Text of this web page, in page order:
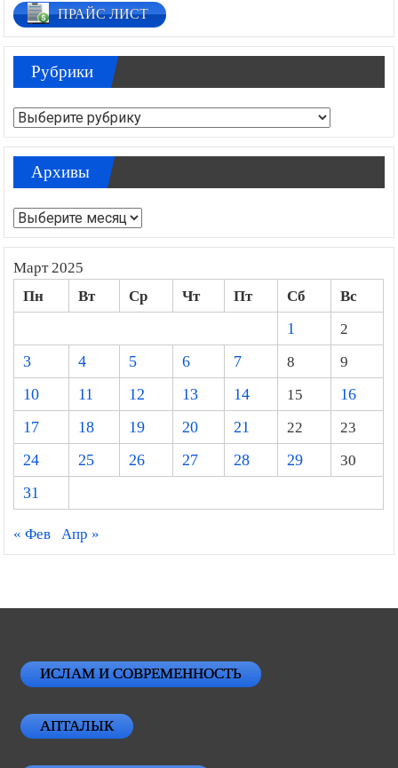
ПРАЙС ЛИСТ
Рубрики
Рубрики
Архивы
Архивы
Март 2025
Пн Вт Ср Чт Пт Сб
Вс
1
2
3
4 5 6 7 8
9
10
11 12 13 14 15
16
17
18 19 20 21 22
23
24
25 26 27 28 29
30
31
« Фев Апр »
ИСЛАМ И СОВРЕМЕННОСТЬ
АПТАЛЫК